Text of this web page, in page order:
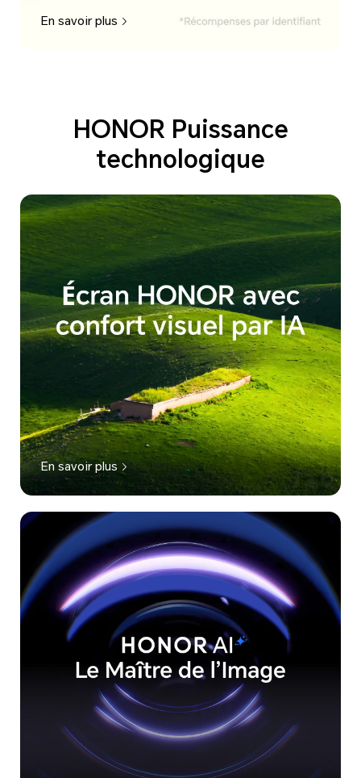
En savoir plus
HONOR Puissance
technologique
En savoir plus